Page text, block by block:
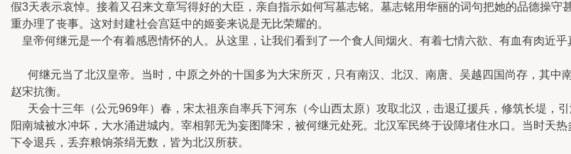
假3天表示哀悼。接着又召来文章写得好的大臣，亲自指示如何写墓志铭。墓志铭用华丽的词句把她的品德操
重办理了丧事。这对封建社会宫廷中的姬妾来说是无比荣耀的。
皇帝何继元是一个有着感恩情怀的人。从这里，让我们看到了一个食人间烟火、有着七情六欲、有血有肉近乎
何继元当了北汉皇帝。当时，中原之外的十国多为大宋所灭，只有南汉、北汉、南唐、吴越四国尚存，其中
赵宋抗衡。
天会十三年（公元969年）春，宋太祖亲自率兵下河东（今山西太原）攻取北汉，击退辽援兵，修筑长堤，
阳南城被水冲坏，大水涌进城内。宰相郭无为妄图降宋，被何继元处死。北汉军民终于设障堵住水口。当时天
下令退兵，丢弃粮饷茶绢无数，皆为北汉所获。